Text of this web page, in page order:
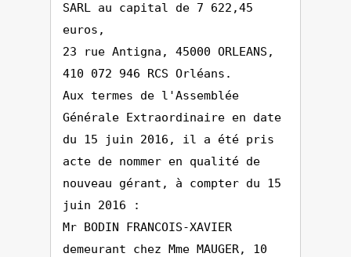
SARL au capital de 7 622,45
euros,
23 rue Antigna, 45000 ORLEANS,
410 072 946 RCS Orléans.
Aux termes de l'Assemblée
Générale Extraordinaire en date
du 15 juin 2016, il a été pris
acte de nommer en qualité de
nouveau gérant, à compter du 15
juin 2016 :
Mr BODIN FRANCOIS-XAVIER
demeurant chez Mme MAUGER, 10